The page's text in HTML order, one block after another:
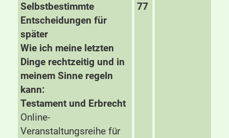
Selbstbestimmte
Entscheidungen für
später
Wie ich meine letzten
Dinge rechtzeitig und in
meinem Sinne regeln
kann:
Testament und Erbrecht
Online-
Veranstaltungsreihe für
77